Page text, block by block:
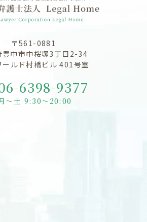
〒561-0881
豊中市中桜塚3丁目2-34
ールド村橋ビル 401号室
6398-9377
～土 9:30～20:00